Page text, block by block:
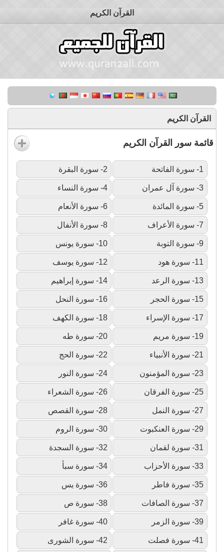
القرآن الكريم
القرآن الكريم
قائمة سور القرآن الكريم
1- سورة الفاتحة 2- سورة البقرة
3- سورة آل عمران 4- سورة النساء
5- سورة المائدة 6- سورة الأنعام
7- سورة الأعراف 8- سورة الأنفال
9- سورة التوبة 10- سورة يونس
11- سورة هود 12- سورة يوسف
13- سورة الرعد 14- سورة إبراهيم
15- سورة الحجر 16- سورة النحل
17- سورة الإسراء 18- سورة الكهف
19- سورة مريم 20- سورة طه
21- سورة الأنبياء 22- سورة الحج
23- سورة المؤمنون 24- سورة النور
25- سورة الفرقان 26- سورة الشعراء
27- سورة النمل 28- سورة القصص
29- سورة العنكبوت 30- سورة الروم
31- سورة لقمان 32- سورة السجدة
33- سورة الأحزاب 34- سورة سبأ
35- سورة فاطر 36- سورة يس
37- سورة الصافات 38- سورة ص
39- سورة الزمر 40- سورة غافر
41- سورة فصلت 42- سورة الشورى